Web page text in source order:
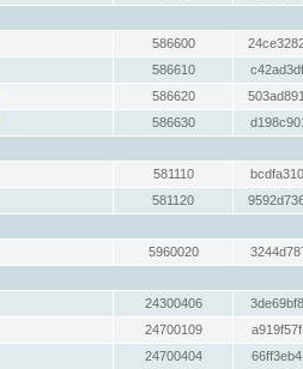
586600
586610
586620
586630
581110
581120
5960020
24300406
24700109
24700404